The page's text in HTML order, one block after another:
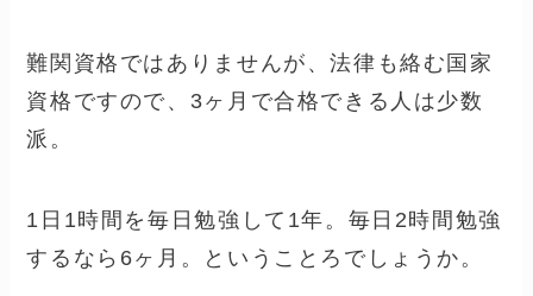
難関資格ではありませんが、法律も絡む国家
資格ですので、3ヶ月で合格できる人は少数
派。
1日1時間を毎日勉強して1年。毎日2時間勉強
するなら6ヶ月。ということろでしょうか。